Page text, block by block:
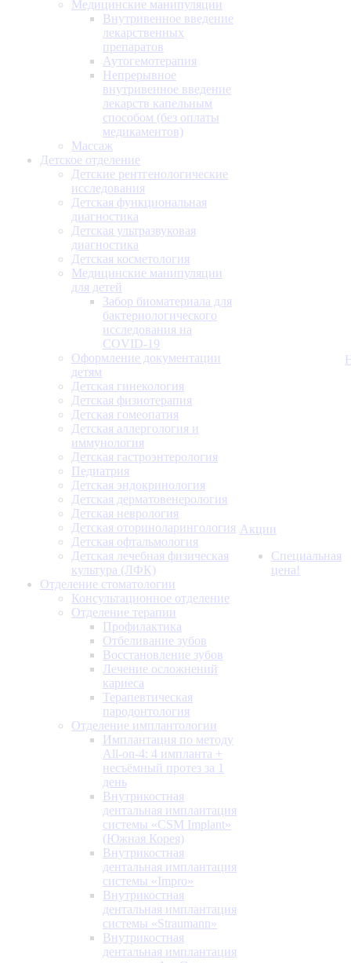
Медицинские манипуляции
Внутривенное введение
лекарственных
препаратов
Аутогемотерапия
Непрерывное
внутривенное введение
лекарств капельным
способом (без оплаты
медикаментов)
Массаж
Детское отделение
Детские рентгенологические
исследования
Детская функциональная
диагностика
Детская ультразвуковая
диагностика
Детская косметология
Медицинские манипуляции
для детей
Забор биоматериала для
бактериологического
исследования на
COVID-19
Оформление документации
детям
Детская гинекология
Детская физиотерапия
Детская гомеопатия
Детская аллергология и
иммунология
Детская гастроэнтерология
Педиатрия
Детская эндокринология
Детская дерматовенерология
Детская неврология
Детская оториноларингология
Детская офтальмология
Детская лечебная физическая
культура (ЛФК)
Отделение стоматологии
Консультационное отделение
Отделение терапии
Профилактика
Отбеливание зубов
Восстановление зубов
Лечение осложнений
кариеса
Терапевтическая
пародонтология
Отделение имплантологии
Имплантация по методу
All-on-4: 4 импланта +
несъёмный протез за 1
день
Внутрикостная
дентальная имплантация
системы «CSM Implant»
(Южная Корея)
Внутрикостная
дентальная имплантация
системы «Impro»
Внутрикостная
дентальная имплантация
системы «Straumann»
Внутрикостная
дентальная имплантация
Акции
Специальная
цена!